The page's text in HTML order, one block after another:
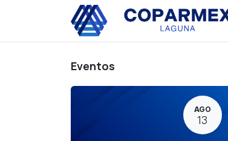
Eventos
AGO
13